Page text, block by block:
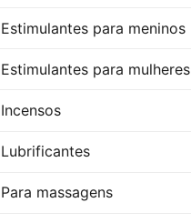
Estimulantes para meninos
Estimulantes para mulheres
Incensos
Lubrificantes
Para massagens